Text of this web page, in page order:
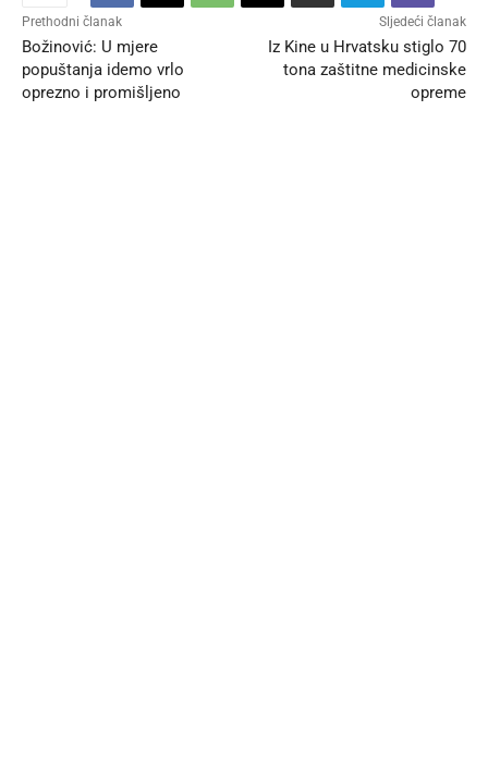
Prethodni članak
Božinović: U mjere
popuštanja idemo vrlo
oprezno i promišljeno
Sljedeći članak
Iz Kine u Hrvatsku stiglo 70
tona zaštitne medicinske
opreme